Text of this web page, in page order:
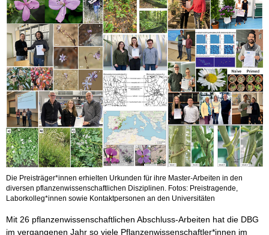
Die Preisträger*innen erhielten Urkunden für ihre Master-Arbeiten in den
diversen pflanzenwissenschaftlichen Disziplinen. Fotos: Preistragende,
Laborkolleg*innen sowie Kontaktpersonen an den Universitäten
Mit 26 pflanzenwissenschaftlichen Abschluss-Arbeiten hat die DBG
im vergangenen Jahr so viele Pflanzenwissenschaftler*innen im